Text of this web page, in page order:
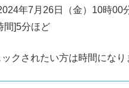
年7月26日（金）10時00
間]5分ほど
クされたい方は時間にな